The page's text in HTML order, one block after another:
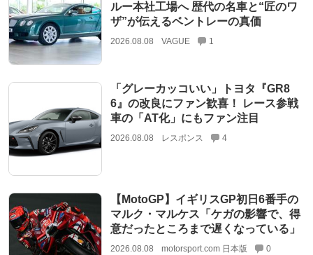
ルー本社工場へ 歴代の名車と“匠のワ
ザ”が伝えるベントレーの真価
2026.08.08 VAGUE 1
「グレーカッコいい」トヨタ『GR8
6』の改良にファン歓喜！ レース参戦
車の「AT化」にもファン注目
2026.08.08 レスポンス 4
【MotoGP】イギリスGP初日6番手の
マルク・マルケス「ケガの影響で、得
意だったところまで遅くなっている」
2026.08.08 motorsport.com 日本版 0